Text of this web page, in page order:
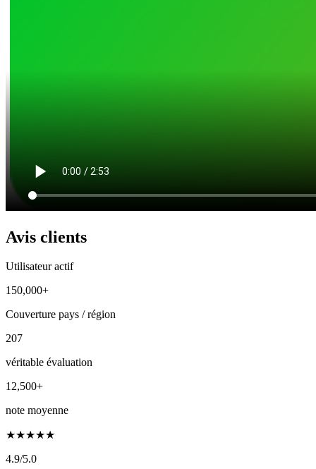
Avis clients
Utilisateur actif
150,000+
Couverture pays / région
207
véritable évaluation
12,500+
note moyenne
★★★★★
4.9/5.0